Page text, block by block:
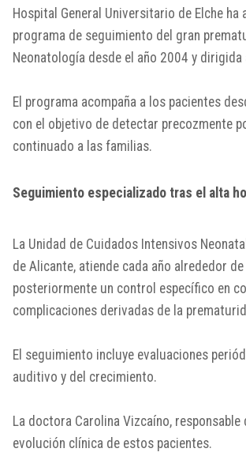
Hospital General Universitario de Elche ha
programa de seguimiento del gran
Neonatología desde el año 2004 y
El programa acompaña a los pacientes
con el objetivo de detectar precozmente
continuado a las familias.
Seguimiento especializado tras el alta
La Unidad de Cuidados Intensivos
de Alicante, atiende cada año alrededor
posteriormente un control específico en
complicaciones derivadas de la
El seguimiento incluye evaluaciones
auditivo y del crecimiento.
La doctora Carolina Vizcaíno,
evolución clínica de estos pacientes.